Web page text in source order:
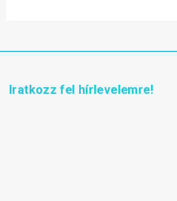
Iratkozz fel hírlevelemre!